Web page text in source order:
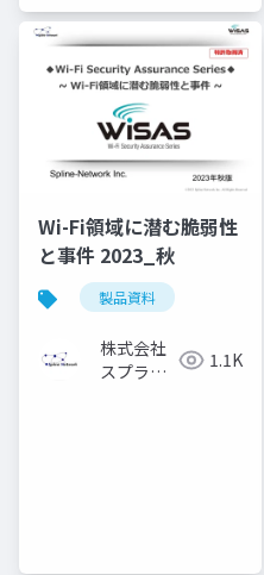
トワーク
Wi-Fi領域に潜む脆弱性
と事件 2023_秋
製品資料
株式会社
スプライ
1.1K